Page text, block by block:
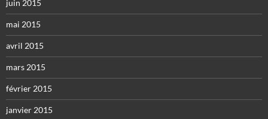
juin 2015
mai 2015
avril 2015
mars 2015
février 2015
janvier 2015